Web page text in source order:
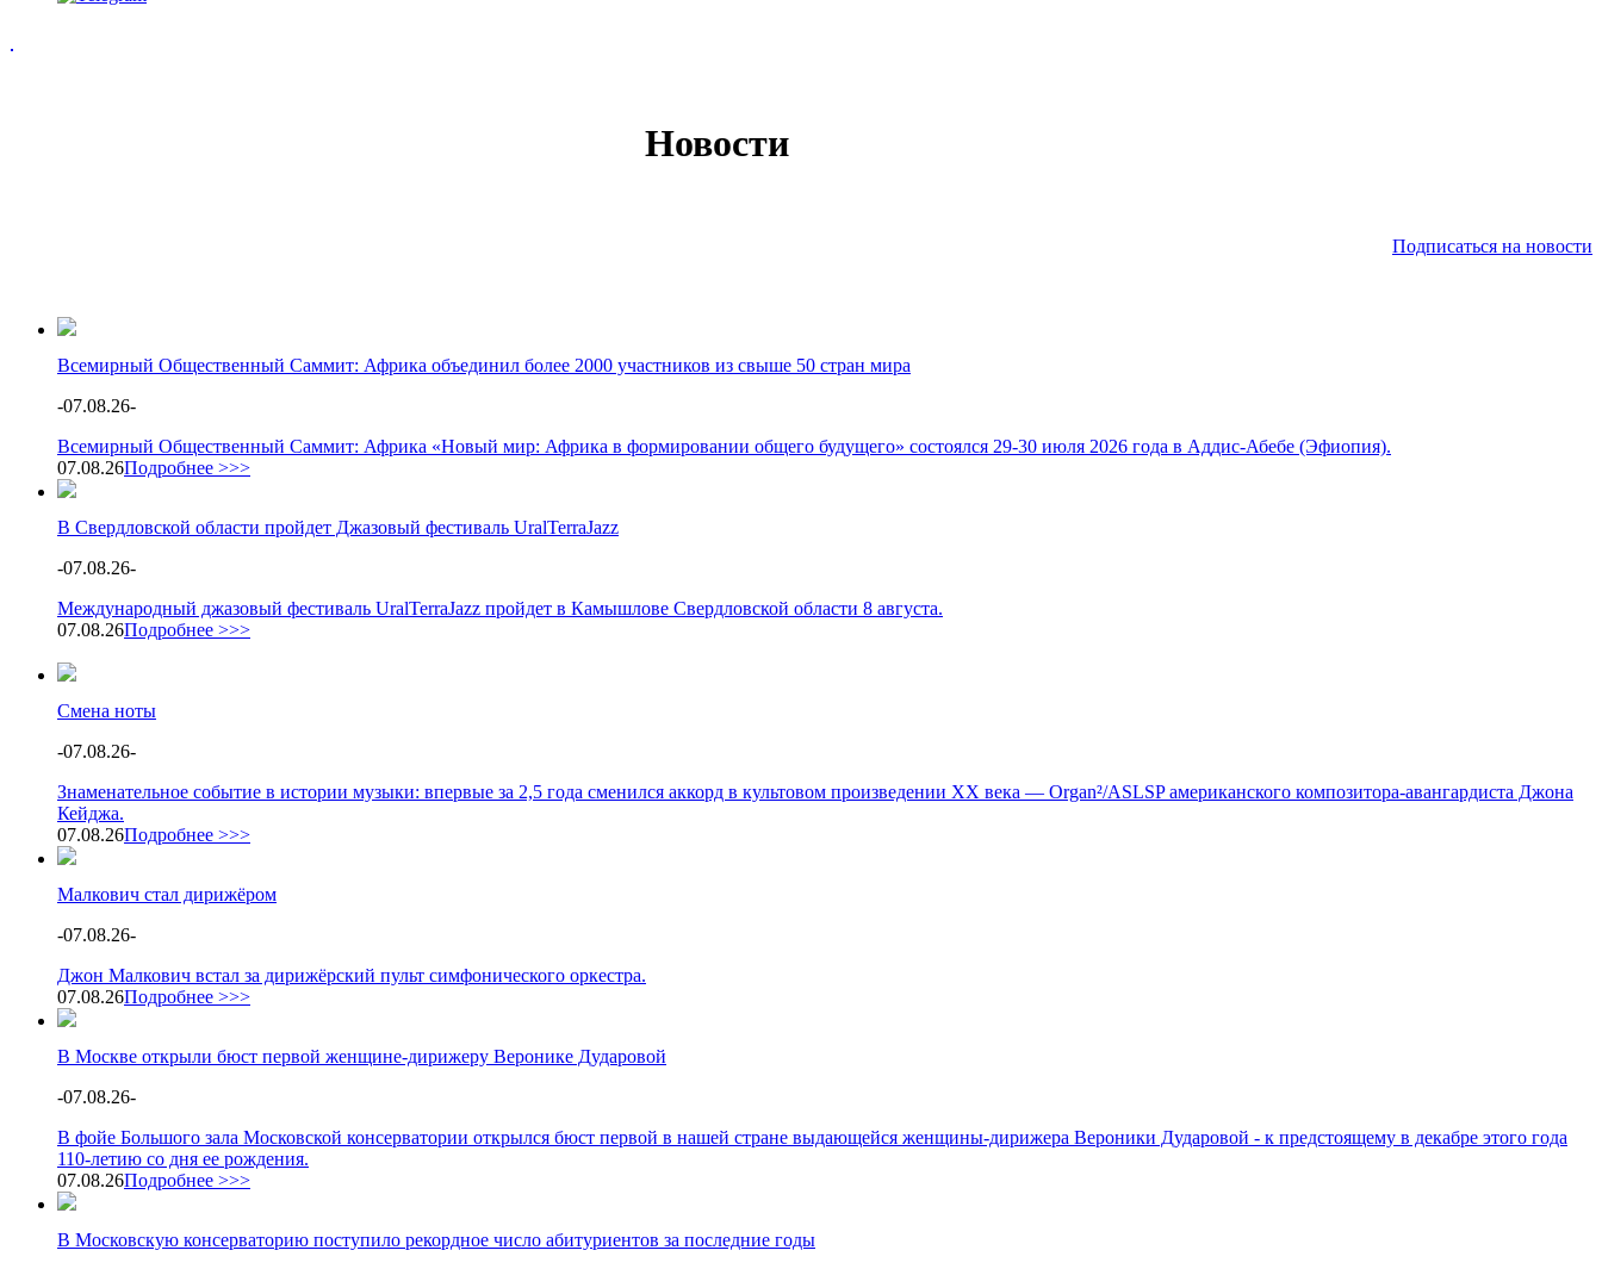
Новости
Подписаться на новости
Всемирный Общественный Саммит: Африка объединил более 2000 участников из свыше 50 стран мира
-07.08.26-
Всемирный Общественный Саммит: Африка «Новый мир: Африка в формировании общего будущего» состоялся 29-30 июля 2026 года в Аддис-Абебе (Эфиопия).
07.08.26Подробнее >>>
В Свердловской области пройдет Джазовый фестиваль UralTerraJazz
-07.08.26-
Международный джазовый фестиваль UralTerraJazz пройдет в Камышлове Свердловской области 8 августа.
07.08.26Подробнее >>>
Смена ноты
-07.08.26-
Знаменательное событие в истории музыки: впервые за 2,5 года сменился аккорд в культовом произведении XX века — Organ²/ASLSP американского композитора-авангардиста Джона
Кейджа.
07.08.26Подробнее >>>
Малкович стал дирижёром
-07.08.26-
Джон Малкович встал за дирижёрский пульт симфонического оркестра.
07.08.26Подробнее >>>
В Москве открыли бюст первой женщине-дирижеру Веронике Дударовой
-07.08.26-
В фойе Большого зала Московской консерватории открылся бюст первой в нашей стране выдающейся женщины-дирижера Вероники Дударовой - к предстоящему в декабре этого года
110-летию со дня ее рождения.
07.08.26Подробнее >>>
В Московскую консерваторию поступило рекордное число абитуриентов за последние годы